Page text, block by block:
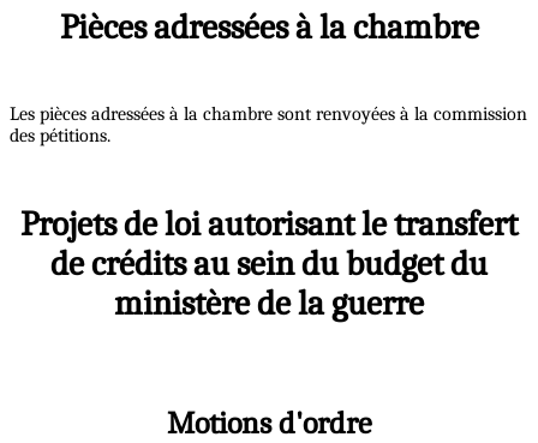
Pièces adressées à la chambre
Les pièces adressées à la chambre sont renvoyées à la commission
des pétitions.
Projets de loi autorisant le transfert
de crédits au sein du budget du
ministère de la guerre
Motions d'ordre